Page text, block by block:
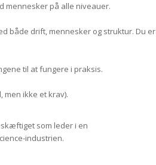
mennesker på alle niveauer.
både drift, mennesker og struktur. Du er
til at fungere i praksis.
ikke et krav).
som leder i en
industrien.